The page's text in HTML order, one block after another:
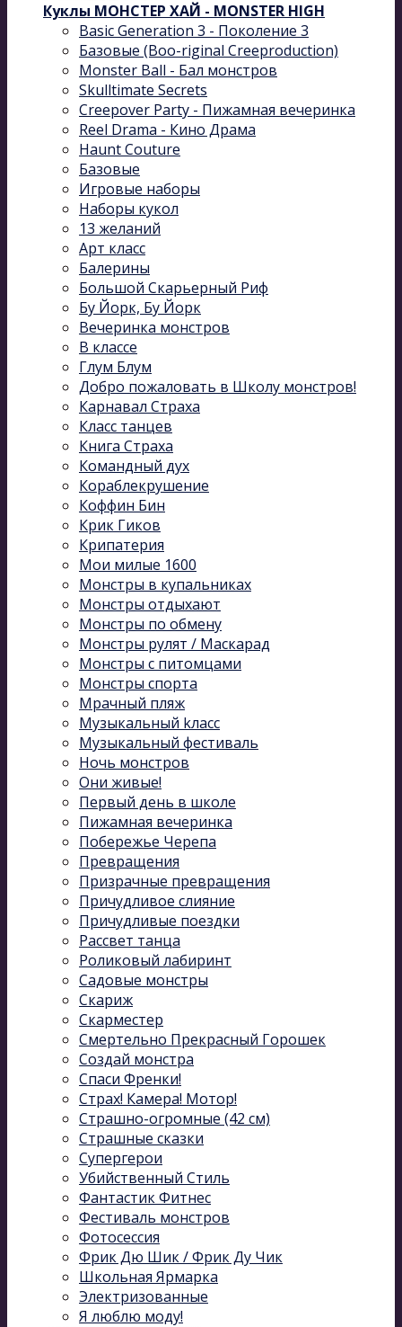
Куклы МОНСТЕР ХАЙ - MONSTER HIGH
Basic Generation 3 - Поколение 3
Базовые (Boo-riginal Creeproduction)
Monster Ball - Бал монстров
Skulltimate Secrets
Creepover Party - Пижамная вечеринка
Reel Drama - Кино Драма
Haunt Couture
Базовые
Игровые наборы
Наборы кукол
13 желаний
Арт класс
Балерины
Большой Скарьерный Риф
Бу Йорк, Бу Йорк
Вечеринка монстров
В классе
Глум Блум
Добро пожаловать в Школу монстров!
Карнавал Cтраха
Класс танцев
Книга Страха
Командный дух
Кораблекрушение
Коффин Бин
Крик Гиков
Крипатерия
Мои милые 1600
Монстры в купальниках
Монстры отдыхают
Монстры по обмену
Монстры рулят / Маскарад
Монстры с питомцами
Монстры спорта
Мрачный пляж
Музыкальный kласс
Музыкальный фестиваль
Ночь монстров
Они живые!
Первый день в школе
Пижамная вечеринка
Побережье Черепа
Превращения
Призрачные превращения
Причудливое слияние
Причудливые поездки
Рассвет танца
Роликовый лабиринт
Садовые монстры
Скариж
Скарместер
Смертельно Прекрасный Горошек
Создай монстра
Спаси Френки!
Страх! Камера! Мотор!
Страшно-огромные (42 см)
Страшные сказки
Супергерои
Убийственный Стиль
Фантастик Фитнес
Фестиваль монстров
Фотосессия
Фрик Дю Шик / Фрик Ду Чик
Школьная Ярмарка
Электризованные
Я люблю моду!